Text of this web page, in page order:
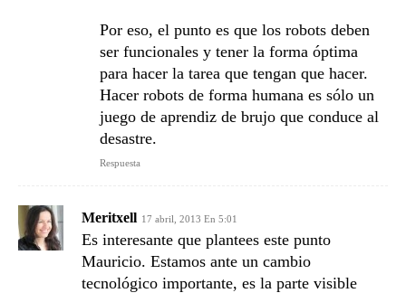
Por eso, el punto es que los robots deben
ser funcionales y tener la forma óptima
para hacer la tarea que tengan que hacer.
Hacer robots de forma humana es sólo un
juego de aprendiz de brujo que conduce al
desastre.
Respuesta
Meritxell 17 abril, 2013 En 5:01
Es interesante que plantees este punto
Mauricio. Estamos ante un cambio
tecnológico importante, es la parte visible